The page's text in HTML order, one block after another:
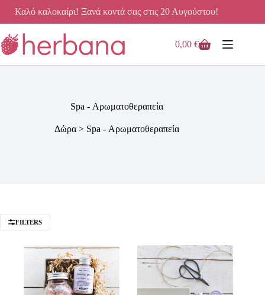
περιεχόμενο
Καλό καλοκαίρι! Ξανά κοντά σας στις 20 Αυγούστου!
Καλάθι
0,00€
Spa - Αρωματοθεραπεία
Δώρα> Spa - Αρωματοθεραπεία
FILTERS